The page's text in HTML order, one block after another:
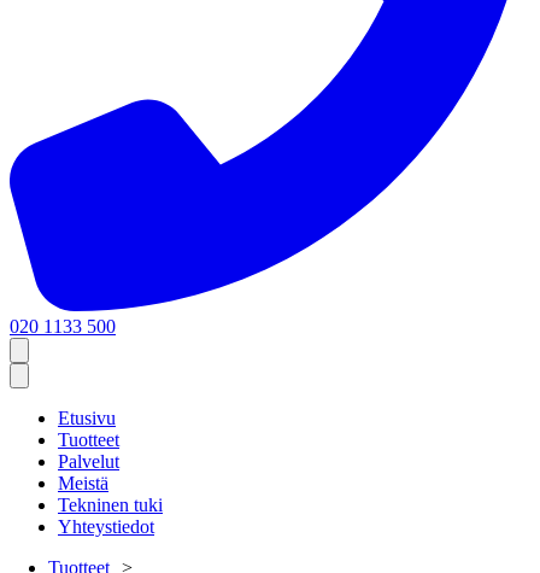
020 1133 500
Etusivu
Tuotteet
Palvelut
Meistä
Tekninen tuki
Yhteystiedot
Tuotteet